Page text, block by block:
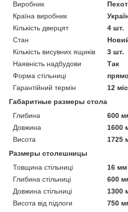
Виробник
Країна виробник
Кількість дверцят
4 шт.
Стан
Кількість висувних ящиків
3 шт.
Наявність надбудови
Так
Форма стільниці
Гарантійний термін
12 міс
Габаритные размеры стола
Глибина
600
Довжина
1600
Висота
1725
Размеры столешницы
Товщина стільниці
16 мм
Глибина стільниці
600
Довжина стільниці
1300
Висота від підлоги
750